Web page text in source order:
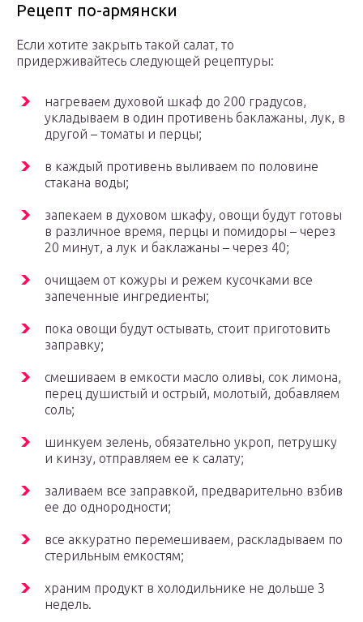
Рецепт по-армянски
Если хотите закрыть такой салат, то
придерживайтесь следующей рецептуры:
нагреваем духовой шкаф до 200 градусов,
укладываем в один противень баклажаны, лук, в
другой – томаты и перцы;
в каждый противень выливаем по половине
стакана воды;
запекаем в духовом шкафу, овощи будут готовы
в различное время, перцы и помидоры – через
20 минут, а лук и баклажаны – через 40;
очищаем от кожуры и режем кусочками все
запеченные ингредиенты;
пока овощи будут остывать, стоит приготовить
заправку;
смешиваем в емкости масло оливы, сок лимона,
перец душистый и острый, молотый, добавляем
соль;
шинкуем зелень, обязательно укроп, петрушку
и кинзу, отправляем ее к салату;
заливаем все заправкой, предварительно взбив
ее до однородности;
все аккуратно перемешиваем, раскладываем по
стерильным емкостям;
храним продукт в холодильнике не дольше 3
недель.